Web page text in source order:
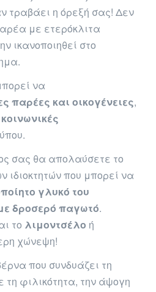
τραβάει η όρεξή σας! Δεν
με ετερόκλιτα
ικανοποιηθεί στο
να
παρέες και οικογένειες,
κοινωνικές
σας θα απολαύσετε το
που μπορεί να
γλυκό του
δροσερό παγωτό.
το λιμοντσέλο ή
χώνεψη!
που συνδυάζει τη
τη φιλικότητα, την άψογη